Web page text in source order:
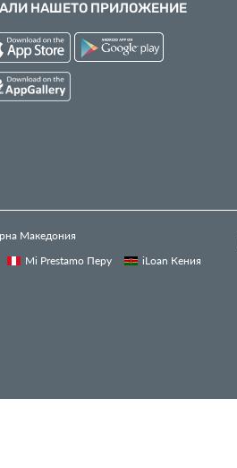
НАШЕТО ПРИЛОЖЕНИЕ
Македония
Mi Prestamo Перу iLoan Кения